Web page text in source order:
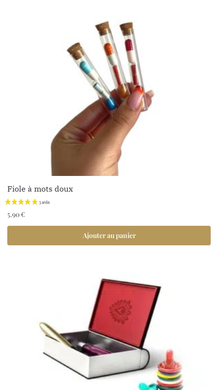
Fiole à mots doux
5.90€
Ajouter au panier